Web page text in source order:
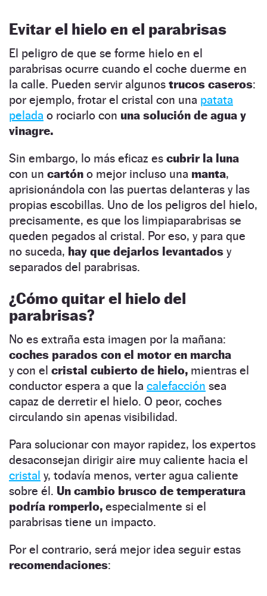
Evitar el hielo en el parabrisas
El peligro de que se forme hielo en el
parabrisas ocurre cuando el coche duerme en
la calle. Pueden servir algunos trucos caseros:
por ejemplo, frotar el cristal con una patata
pelada o rociarlo con una solución de agua y
vinagre.
Sin embargo, lo más eficaz es cubrir la luna
con un cartón o mejor incluso una manta,
aprisionándola con las puertas delanteras y las
propias escobillas. Uno de los peligros del hielo,
precisamente, es que los limpiaparabrisas se
queden pegados al cristal. Por eso, y para que
no suceda, hay que dejarlos levantados y
separados del parabrisas.
¿Cómo quitar el hielo del
parabrisas?
No es extraña esta imagen por la mañana:
coches parados con el motor en marcha
y con el cristal cubierto de hielo, mientras el
conductor espera a que la calefacción sea
capaz de derretir el hielo. O peor, coches
circulando sin apenas visibilidad.
Para solucionar con mayor rapidez, los expertos
desaconsejan dirigir aire muy caliente hacia el
cristal y, todavía menos, verter agua caliente
sobre él. Un cambio brusco de temperatura
podría romperlo, especialmente si el
parabrisas tiene un impacto.
Por el contrario, será mejor idea seguir estas
recomendaciones: